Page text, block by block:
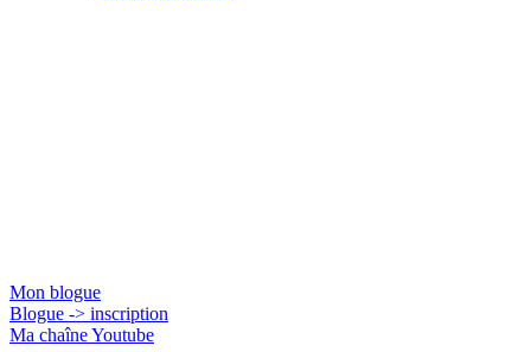
Mon blogue
Blogue -> inscription
Ma chaîne Youtube